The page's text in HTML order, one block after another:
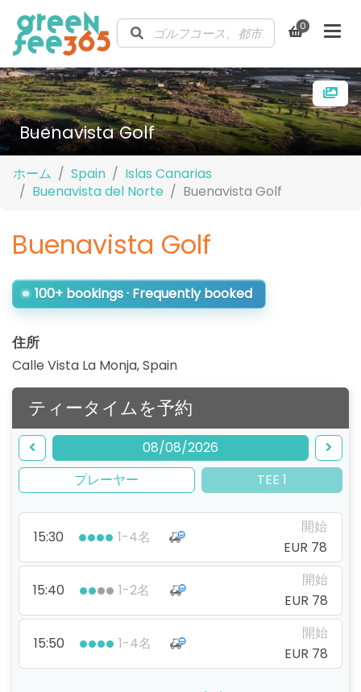
0
Buenavista Golf
ホーム Spain
Islas Canarias
Buenavista del Norte
Buenavista Golf
Buenavista Golf
100+ bookings · Frequently booked
住所
Calle Vista La Monja,Spain
ティータイムを予約
08/08/2026
プレーヤー
TEE 1
15:30 1-4名
開始
EUR 78
15:40 1-2名
開始
EUR 78
15:50 1-4名
開始
EUR 78